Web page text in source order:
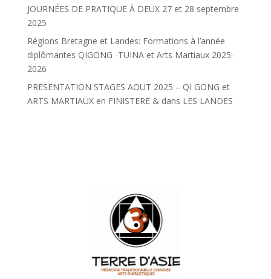
JOURNÉES DE PRATIQUE À DEUX 27 et 28 septembre
2025
Régions Bretagne et Landes: Formations à l’année
diplômantes QIGONG -TUINA et Arts Martiaux 2025-
2026
PRESENTATION STAGES AOUT 2025 – QI GONG et
ARTS MARTIAUX en FINISTERE & dans LES LANDES